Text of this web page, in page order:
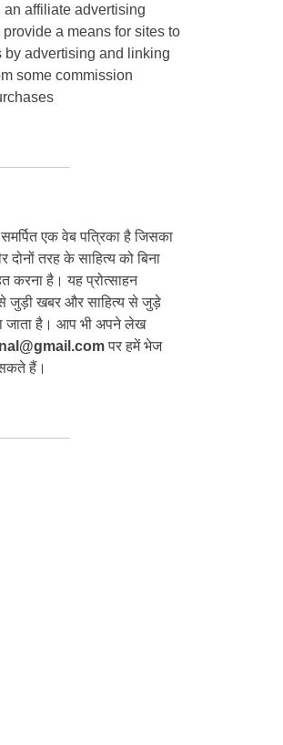
affiliate advertising
a means for sites to
by advertising and linking
some commission
एक वेब पत्रिका है जिसका
तरह के साहित्य को बिना
करना है। यह प्रोत्साहन
से जुड़ी खबर और साहित्य से जुड़े
जाता है। आप भी अपने लेख
पर हमें भेज
हैं।